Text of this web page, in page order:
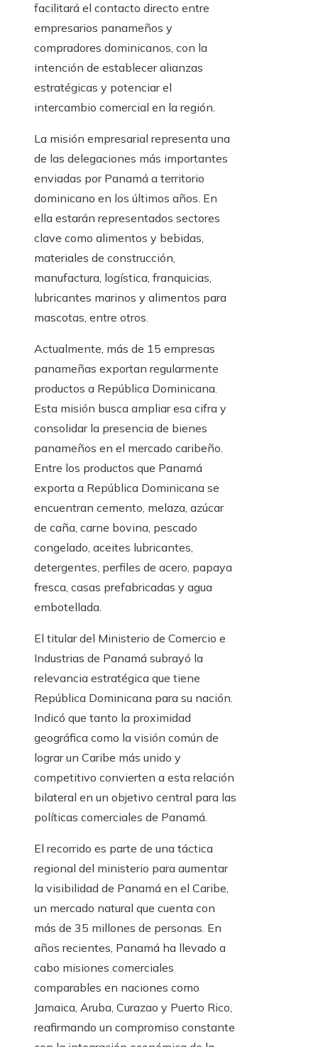
facilitará el contacto directo entre
empresarios panameños y
compradores dominicanos, con la
intención de establecer alianzas
estratégicas y potenciar el
intercambio comercial en la región.
La misión empresarial representa una
de las delegaciones más importantes
enviadas por Panamá a territorio
dominicano en los últimos años. En
ella estarán representados sectores
clave como alimentos y bebidas,
materiales de construcción,
manufactura, logística, franquicias,
lubricantes marinos y alimentos para
mascotas, entre otros.
Actualmente, más de 15 empresas
panameñas exportan regularmente
productos a República Dominicana.
Esta misión busca ampliar esa cifra y
consolidar la presencia de bienes
panameños en el mercado caribeño.
Entre los productos que Panamá
exporta a República Dominicana se
encuentran cemento, melaza, azúcar
de caña, carne bovina, pescado
congelado, aceites lubricantes,
detergentes, perfiles de acero, papaya
fresca, casas prefabricadas y agua
embotellada.
El titular del Ministerio de Comercio e
Industrias de Panamá subrayó la
relevancia estratégica que tiene
República Dominicana para su nación.
Indicó que tanto la proximidad
geográfica como la visión común de
lograr un Caribe más unido y
competitivo convierten a esta relación
bilateral en un objetivo central para las
políticas comerciales de Panamá.
El recorrido es parte de una táctica
regional del ministerio para aumentar
la visibilidad de Panamá en el Caribe,
un mercado natural que cuenta con
más de 35 millones de personas. En
años recientes, Panamá ha llevado a
cabo misiones comerciales
comparables en naciones como
Jamaica, Aruba, Curazao y Puerto Rico,
reafirmando un compromiso constante